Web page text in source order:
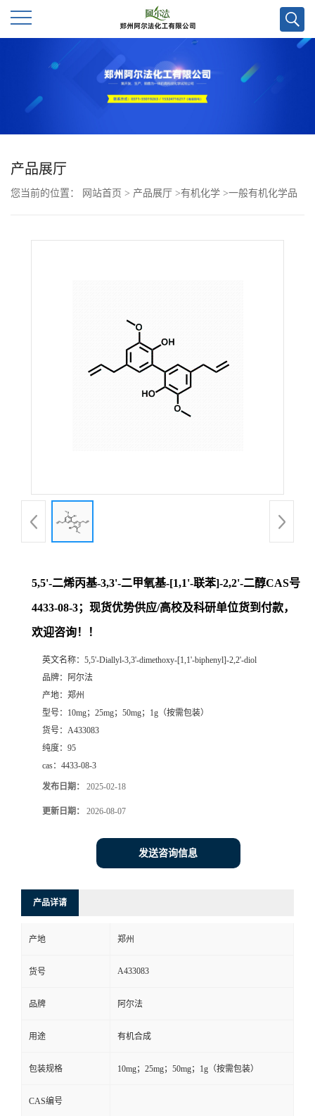
公
厅
产品展厅
您当前的位置： 网站首页 > 产品展厅 >有机化学 >一般有机化学品
5,5'-二烯丙基-3,3'-二甲氧基-[1,1'-联苯]-2,2'-二醇CAS号
4433-08-3；现货优势供应/高校及科研单位货到付款，
欢迎咨询！！
英文名称： 5,5'-Diallyl-3,3'-dimethoxy-[1,1'-biphenyl]-2,2'-diol
品牌：
阿尔法
产地： 郑州
型号： 10mg；25mg；50mg；1g（按需包装）
货号： A433083
纯度： 95
cas： 4433-08-3
发布日期： 2025-02-18
更新日期： 2026-08-07
发送咨询信息
产品详请
产地 郑州
货号 A433083
品牌 阿尔法
用途 有机合成
包装规格 10mg；25mg；50mg；1g（按需包装）
CAS编号